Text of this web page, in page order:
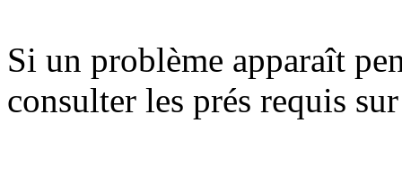
Si un problème apparaît
consulter les prés requis